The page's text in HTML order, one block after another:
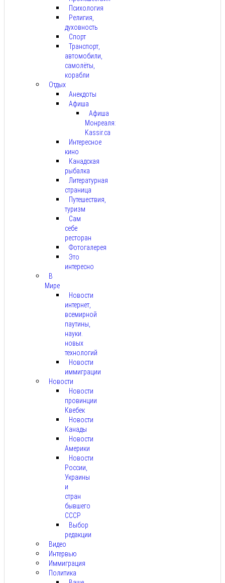
Психология
Религия,
духовность
Спорт
Транспорт,
автомобили,
самолёты,
корабли
Отдых
Анекдоты
Афиша
Афиша
Монреаля:
Kassir.ca
Интересное
кино
Канадская
рыбалка
Литературная
страница
Путешествия,
туризм
Сам
себе
ресторан
Фотогалерея
Это
интересно
В
Мире
Новости
интернет,
всемирной
паутины,
науки.
новых
технологий
Новости
иммиграции
Новости
Новости
провинции
Квебек
Новости
Канады
Новости
Америки
Новости
России,
Украины
и
стран
бывшего
СССР
Выбор
редакции
Видео
Интервью
Иммиграция
Политика